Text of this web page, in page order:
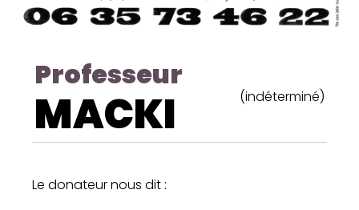
Professeur
MACKI (indéterminé)
Le donateur nous dit :